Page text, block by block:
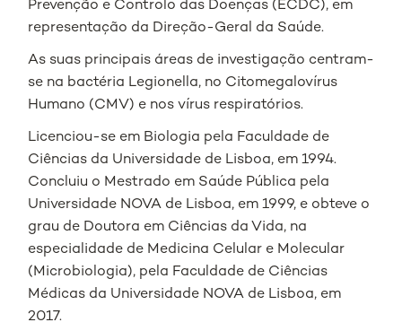
Prevenção e Controlo das Doenças (ECDC), em
representação da Direção-Geral da Saúde.
As suas principais áreas de investigação centram-
se na bactéria Legionella, no Citomegalovírus
Humano (CMV) e nos vírus respiratórios.
Licenciou-se em Biologia pela Faculdade de
Ciências da Universidade de Lisboa, em 1994.
Concluiu o Mestrado em Saúde Pública pela
Universidade NOVA de Lisboa, em 1999, e obteve o
grau de Doutora em Ciências da Vida, na
especialidade de Medicina Celular e Molecular
(Microbiologia), pela Faculdade de Ciências
Médicas da Universidade NOVA de Lisboa, em
2017.